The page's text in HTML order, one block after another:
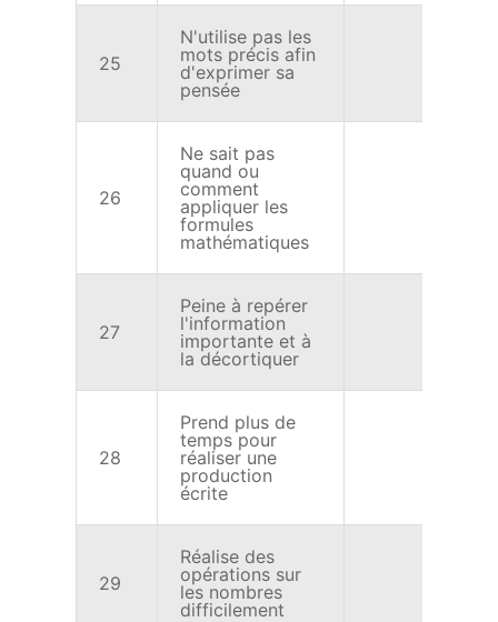
25
N'utilise pas les
mots précis afin
d'exprimer sa
pensée
26
Ne sait pas
quand ou
comment
appliquer les
formules
mathématiques
27
Peine à repérer
l'information
importante et à
la décortiquer
28
Prend plus de
temps pour
réaliser une
production
écrite
29
Réalise des
opérations sur
les nombres
difficilement